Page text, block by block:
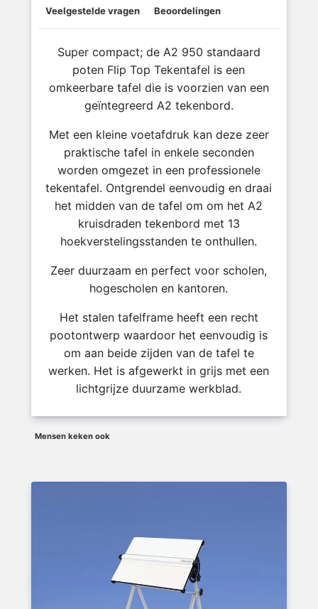
Veelgestelde vragen Beoordelingen
Super compact; de A2 950 standaard
poten Flip Top Tekentafel is een
omkeerbare tafel die is voorzien van een
geïntegreerd A2 tekenbord.
Met een kleine voetafdruk kan deze zeer
praktische tafel in enkele seconden
worden omgezet in een professionele
tekentafel. Ontgrendel eenvoudig en draai
het midden van de tafel om om het A2
kruisdraden tekenbord met 13
hoekverstelingsstanden te onthullen.
Zeer duurzaam en perfect voor scholen,
hogescholen en kantoren.
Het stalen tafelframe heeft een recht
pootontwerp waardoor het eenvoudig is
om aan beide zijden van de tafel te
werken. Het is afgewerkt in grijs met een
lichtgrijze duurzame werkblad.
Mensen keken ook